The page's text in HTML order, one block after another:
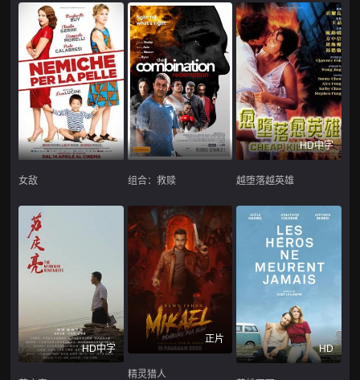
女敌 组合：救赎
HD中字
越堕落越英雄
HD中字
正片
精灵猎人
HD